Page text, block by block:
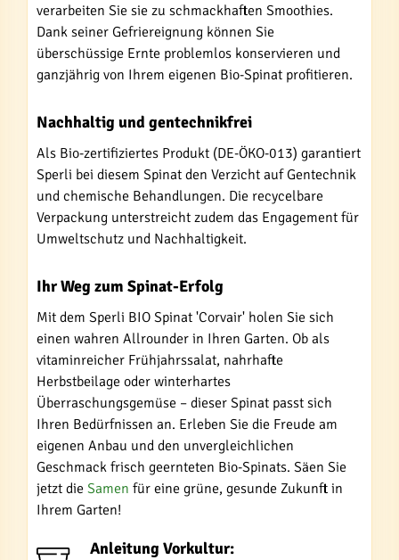
verarbeiten Sie sie zu schmackhaften Smoothies.
Dank seiner Gefriereignung können Sie
überschüssige Ernte problemlos konservieren und
ganzjährig von Ihrem eigenen Bio-Spinat profitieren.
Nachhaltig und gentechnikfrei
Als Bio-zertifiziertes Produkt (DE-ÖKO-013) garantiert
Sperli bei diesem Spinat den Verzicht auf Gentechnik
und chemische Behandlungen. Die recycelbare
Verpackung unterstreicht zudem das Engagement für
Umweltschutz und Nachhaltigkeit.
Ihr Weg zum Spinat-Erfolg
Mit dem Sperli BIO Spinat 'Corvair' holen Sie sich
einen wahren Allrounder in Ihren Garten. Ob als
vitaminreicher Frühjahrssalat, nahrhafte
Herbstbeilage oder winterhartes
Überraschungsgemüse – dieser Spinat passt sich
Ihren Bedürfnissen an. Erleben Sie die Freude am
eigenen Anbau und den unvergleichlichen
Geschmack frisch geernteten Bio-Spinats. Säen Sie
jetzt die Samen für eine grüne, gesunde Zukunft in
Ihrem Garten!
Anleitung Vorkultur: